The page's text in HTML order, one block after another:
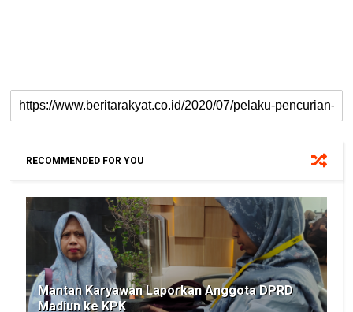
RECOMMENDED FOR YOU
Mantan Karyawan Laporkan Anggota DPRD
Madiun ke KPK